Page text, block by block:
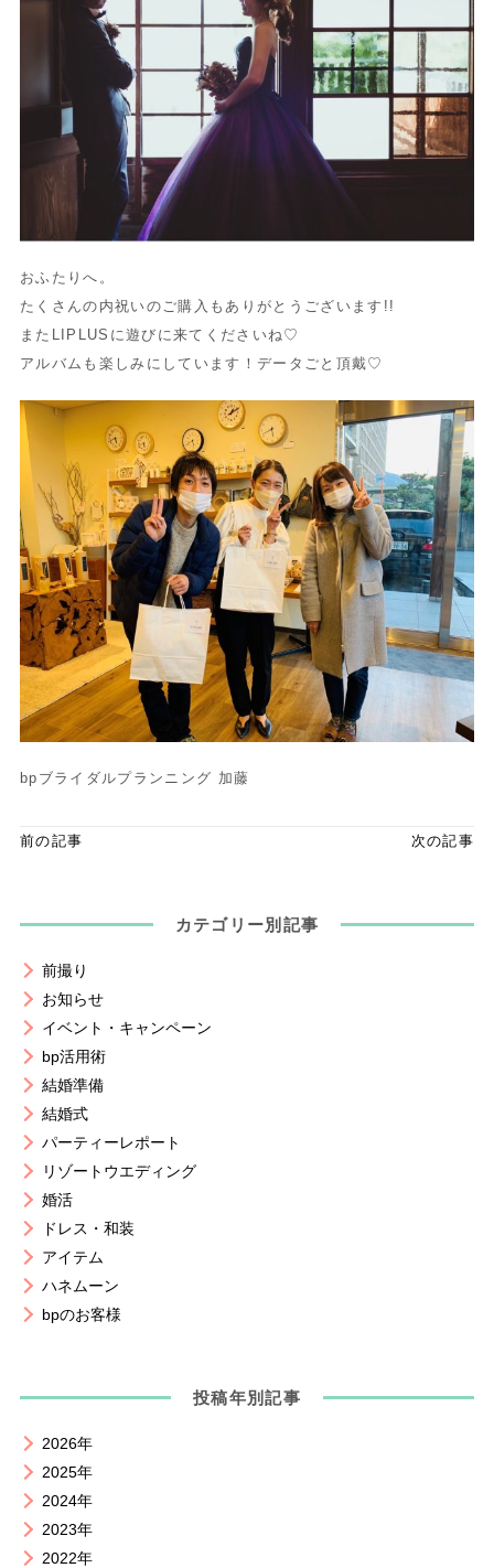
おふたりへ。
たくさんの内祝いのご購入もありがとうございます!!
またLIPLUSに遊びに来てくださいね♡
アルバムも楽しみにしています！データごと頂戴♡
bpブライダルプランニング 加藤
前の記事 次の記事
カテゴリー別記事
前撮り
お知らせ
イベント・キャンペーン
bp活用術
結婚準備
結婚式
パーティーレポート
リゾートウエディング
婚活
ドレス・和装
アイテム
ハネムーン
bpのお客様
投稿年別記事
2026年
2025年
2024年
2023年
2022年